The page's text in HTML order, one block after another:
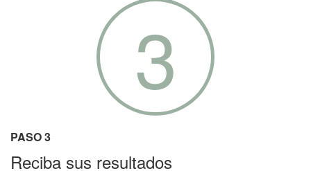
3
PASO 3
Reciba sus resultados